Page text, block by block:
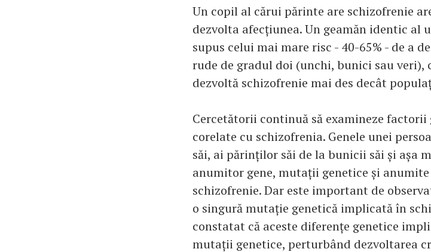
Un copil al cărui părinte are schizofrenie
dezvolta afecțiunea. Un geamăn identic al
supus celui mai mare risc - 40-65% - de a
rude de gradul doi (unchi, bunici sau veri),
dezvoltă schizofrenie mai des decât
Cercetătorii continuă să examineze
corelate cu schizofrenia. Genele unei
săi, ai părinților săi de la bunicii săi și așa
anumitor gene, mutații genetice și
schizofrenie. Dar este important de
o singură mutație genetică implicată în
constatat că aceste diferențe genetice
mutații genetice, perturbând dezvoltarea